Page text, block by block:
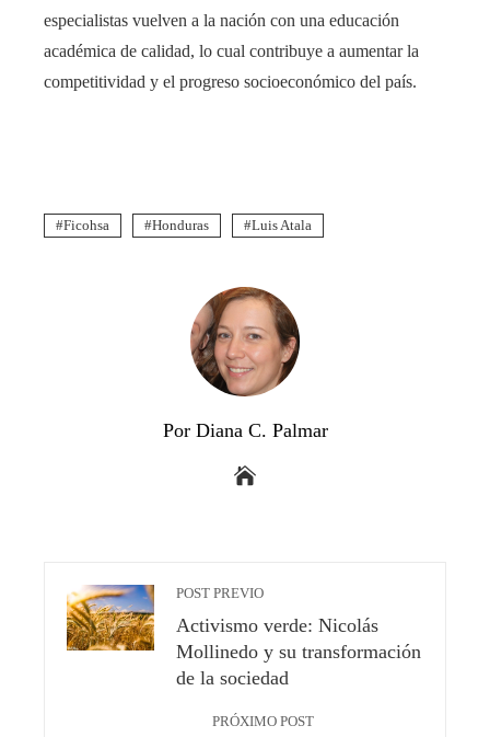
especialistas vuelven a la nación con una educación
académica de calidad, lo cual contribuye a aumentar la
competitividad y el progreso socioeconómico del país.
Ficohsa Honduras Luis Atala
Por Diana C. Palmar
POST PREVIO
Activismo verde: Nicolás
Mollinedo y su transformación
de la sociedad
PRÓXIMO POST